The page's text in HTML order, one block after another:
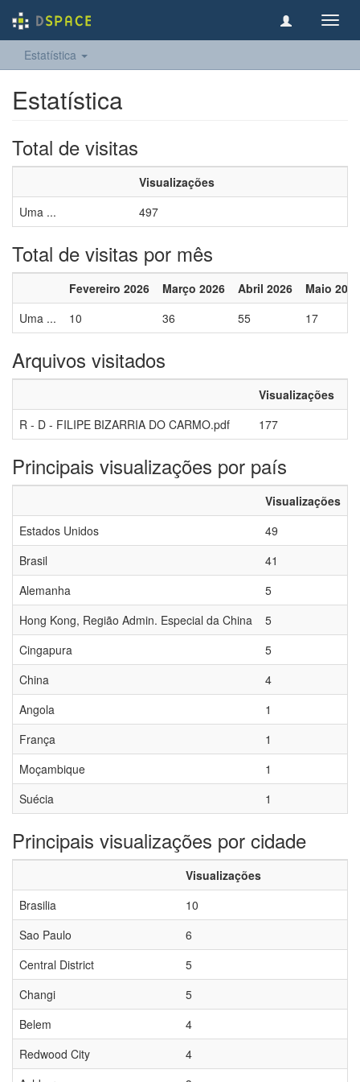
Estatística
Estatística
Total de visitas
Visualizações
Uma ...
497
Total de visitas por mês
Fevereiro 2026 Março 2026 Abril 2026
Maio 2026
Uma ...
10 36 55 17
Arquivos visitados
Visualizações
R - D - FILIPE BIZARRIA DO CARMO.pdf
177
Principais visualizações por país
Visualizações
Estados Unidos
49
Brasil
41
Alemanha
5
Hong Kong, Região Admin. Especial da China
5
Cingapura
5
China
4
Angola
1
França
1
Moçambique
1
Suécia
1
Principais visualizações por cidade
Visualizações
Brasilia
10
Sao Paulo
6
Central District
5
Changi
5
Belem
4
Redwood City
4